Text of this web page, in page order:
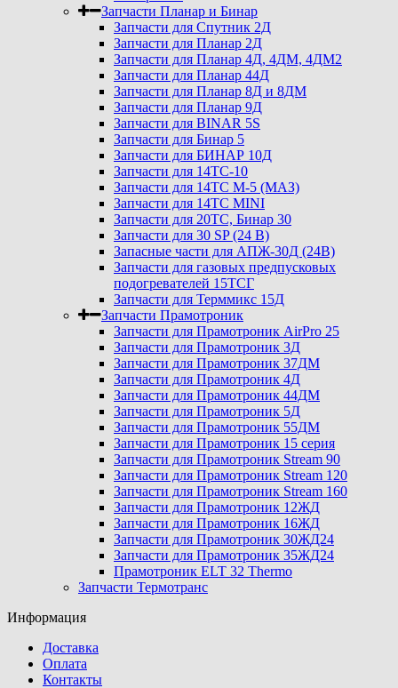
Запчасти Планар и Бинар
Запчасти для Спутник 2Д
Запчасти для Планар 2Д
Запчасти для Планар 4Д, 4ДМ, 4ДМ2
Запчасти для Планар 44Д
Запчасти для Планар 8Д и 8ДМ
Запчасти для Планар 9Д
Запчасти для BINAR 5S
Запчасти для Бинар 5
Запчасти для БИНАР 10Д
Запчасти для 14ТС-10
Запчасти для 14ТС М-5 (МАЗ)
Запчасти для 14ТС MINI
Запчасти для 20ТС, Бинар 30
Запчасти для 30 SP (24 В)
Запасные части для АПЖ-30Д (24В)
Запчасти для газовых предпусковых
подогревателей 15ТСГ
Запчасти для Терммикс 15Д
Запчасти Прамотроник
Запчасти для Прамотроник AirPro 25
Запчасти для Прамотроник 3Д
Запчасти для Прамотроник 37ДМ
Запчасти для Прамотроник 4Д
Запчасти для Прамотроник 44ДМ
Запчасти для Прамотроник 5Д
Запчасти для Прамотроник 55ДМ
Запчасти для Прамотроник 15 серия
Запчасти для Прамотроник Stream 90
Запчасти для Прамотроник Stream 120
Запчасти для Прамотроник Stream 160
Запчасти для Прамотроник 12ЖД
Запчасти для Прамотроник 16ЖД
Запчасти для Прамотроник 30ЖД24
Запчасти для Прамотроник 35ЖД24
Прамотроник ELT 32 Thermo
Запчасти Термотранс
Информация
Доставка
Оплата
Контакты